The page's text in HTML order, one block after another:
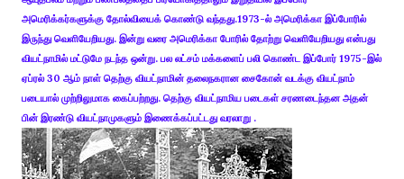
அமெரிக்கர்களுக்கு தோல்வியைக் கொண்டு வந்தது.1973-ல் அமெரிக்கா இப்போரில்
இருந்து வெளியேறியது. இன்று வரை அமெரிக்கா போரில் தோற்று வெளியேறியது என்பது
வியட்நாமில் மட்டுமே நடந்த ஒன்று. பல லட்சம் மக்களைப் பலி கொண்ட இப்போர் 1975-இல்
ஏப்ரல் 30 ஆம் நாள் தெற்கு வியட்நாமின் தலைநகரான சைகோன் வடக்கு வியட்நாம்
படையால் முற்றிலுமாக கைப்பற்றது. தெற்கு வியட்நாமிய படைகள் சரணடைந்தன அதன்
பின் இரண்டு வியட்நாமுகளும் இணைக்கப்பட்டது வரலாறு .